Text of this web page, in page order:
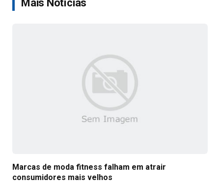
Mais Notícias
Marcas de moda fitness falham em atrair
consumidores mais velhos